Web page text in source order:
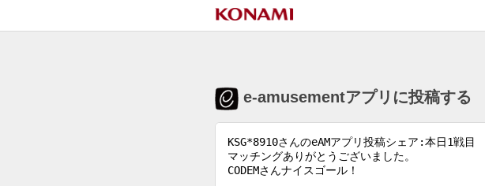
e-amusementアプリに投稿する